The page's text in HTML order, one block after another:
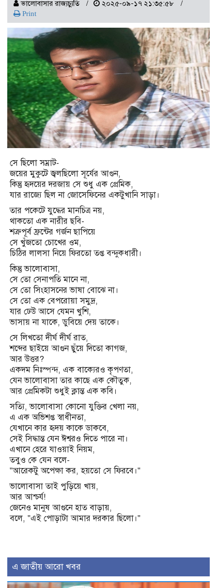
ভালোবাসার রাজ্যচ্যুতি ২০২৫-০৯-১৭ ২১:৩৫:৫৮
Print
সে ছিলো সম্রাট-
জয়ের মুকুটে জ্বলছিলো সূর্যের আগুন,
কিন্তু হৃদয়ের দরজায় সে শুধু এক প্রেমিক,
যার রাজ্যে ছিল না জোসেফিনের একটুখানি সাড়া।
তার পকেটে যুদ্ধের মানচিত্র নয়,
থাকতো এক নারীর ছবি-
শত্রুপূর্ব ফ্রন্টের গর্জন ছাপিয়ে
সে খুঁজতো চোখের ওম,
চিঠির লালসা নিয়ে ফিরতো তপ্ত বন্দুকধারী।
কিন্তু ভালোবাসা,
সে তো সেনাপতি মানে না,
সে তো সিংহাসনের ভাষা বোঝে না।
সে তো এক বেপরোয়া সমুদ্র,
যার ঢেউ আসে যেমন খুশি,
ভাসায় না যাকে, ডুবিয়ে দেয় তাকে।
সে লিখতো দীর্ঘ দীর্ঘ রাত,
শব্দের ছাইয়ে আগুন ছুঁয়ে দিতো কাগজ,
আর উত্তর?
একদম নিঃস্পন্দ, এক বাক্যেরও কৃপণতা,
যেন ভালোবাসা তার কাছে এক কৌতুক,
আর প্রেমিকটা শুধুই ক্লান্ত এক কবি।
সত্যি, ভালোবাসা কোনো যুক্তির খেলা নয়,
এ এক অভিশপ্ত স্বাধীনতা,
যেখানে কার হৃদয় কাকে ডাকবে,
সেই সিদ্ধান্ত যেন ঈশ্বরও দিতে পারে না।
এখানে হেরে যাওয়াই নিয়ম,
তবুও কে যেন বলে-
"আরেকটু অপেক্ষা কর, হয়তো সে ফিরবে।"
ভালোবাসা তাই পুড়িয়ে খায়,
আর আশ্চর্য!
জেনেও মানুষ আগুনে হাত বাড়ায়,
বলে, "এই পোড়াটা আমার দরকার ছিলো।"
এ জাতীয় আরো খবর